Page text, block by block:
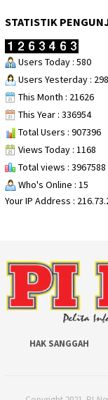
STATISTIK
Users Today : 580
Users Yesterday :
This Month : 21626
This Year : 336954
Total Users : 907396
Views Today : 1168
Total views : 3967588
Who's Online : 15
Your IP Address :
HAK SANGGAH